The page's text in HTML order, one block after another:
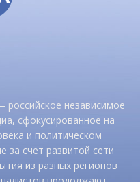
российское независимое
сфокусированное на
и политическом
за счет развитой сети
из разных регионов